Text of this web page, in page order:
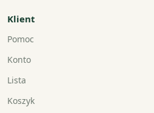
Klient
Pomoc
Konto
Lista
Koszyk